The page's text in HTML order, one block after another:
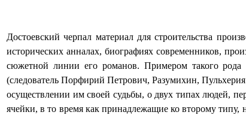
Достоевский черпал материал для строительства
исторических анналах, биографиях современников,
сюжетной линии его романов. Примером такого рода
(следователь Порфирий Петрович, Разумихин,
осуществлении им своей судьбы, о двух типах людей,
ячейки, в то время как принадлежащие ко второму